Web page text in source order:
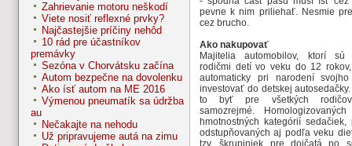
Zahrievanie motoru neškodí
Viete nosiť reflexné prvky?
Najčastejšie príčiny nehôd
10 rád pre účastníkov
premávky
Sezóna v Chorvátsku začína
Autom bezpečne na dovolenku
Ako ísť autom na ME 2016
Výmenou pneumatík sa údržba
au
Nečakajte na nehodu
Už pripravujeme autá na zimu
pevne k nim priliehať. Nesmie
cez brucho.
Ako nakupovať
Majitelia automobilov, ktorí sú
rodičmi detí vo veku do 12
automaticky pri narodení
investovať do detskej
to byť pre všetkých
samozrejmé.
hmotnostných kategórií sedačiek,
odstupňovaných aj podľa veku